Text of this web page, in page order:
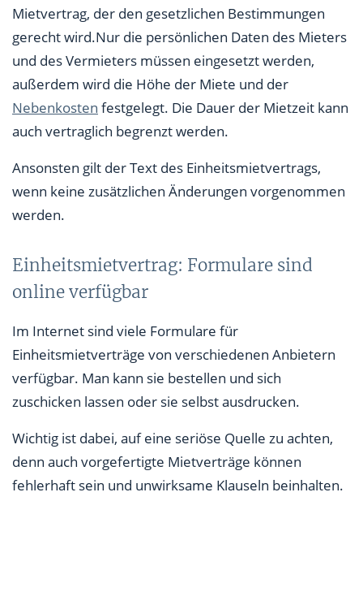
Mietvertrag, der den gesetzlichen Bestimmungen
gerecht wird.Nur die persönlichen Daten des Mieters
und des Vermieters müssen eingesetzt werden,
außerdem wird die Höhe der Miete und der
Nebenkosten festgelegt. Die Dauer der Mietzeit kann
auch vertraglich begrenzt werden.
Ansonsten gilt der Text des Einheitsmietvertrags,
wenn keine zusätzlichen Änderungen vorgenommen
werden.
Einheitsmietvertrag: Formulare sind
online verfügbar
Im Internet sind viele Formulare für
Einheitsmietverträge von verschiedenen Anbietern
verfügbar. Man kann sie bestellen und sich
zuschicken lassen oder sie selbst ausdrucken.
Wichtig ist dabei, auf eine seriöse Quelle zu achten,
denn auch vorgefertigte Mietverträge können
fehlerhaft sein und unwirksame Klauseln beinhalten.